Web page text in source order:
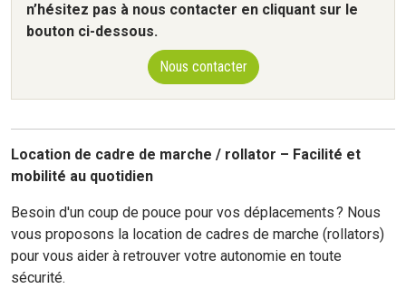
n’hésitez pas à nous contacter en cliquant sur le
bouton ci-dessous.
Nous contacter
Location de cadre de marche / rollator – Facilité et
mobilité au quotidien
Besoin d'un coup de pouce pour vos déplacements ? Nous
vous proposons la location de cadres de marche (rollators)
pour vous aider à retrouver votre autonomie en toute
sécurité.